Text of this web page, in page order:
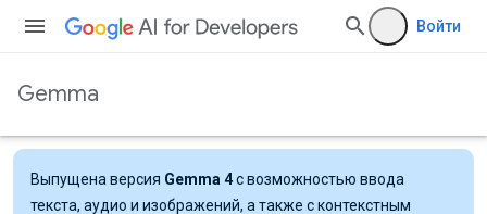
Войти
Gemma
Выпущена версия Gemma 4с возможностью ввода
текста, аудио и изображений, а также с контекстным